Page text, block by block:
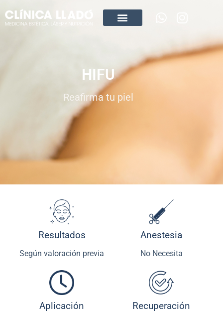
HIFU
Reafirma tu piel
Resultados
Según valoración previa
Anestesia
No Necesita
Aplicación Recuperación